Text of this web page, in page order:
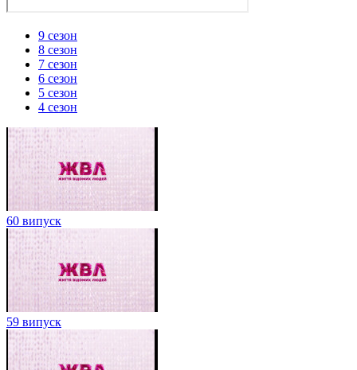
9 сезон
8 сезон
7 сезон
6 сезон
5 сезон
4 сезон
60 випуск
59 випуск